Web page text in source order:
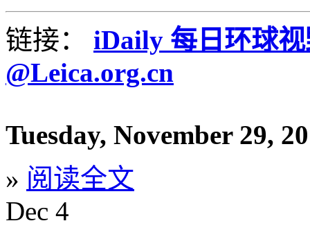
链接： iDaily 每日环球
@Leica.org.cn
Tuesday, November 29,
» 阅读全文
Dec 4